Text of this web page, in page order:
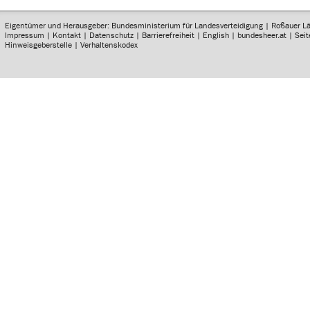
Eigentümer und Herausgeber: Bundesministerium für Landesverteidigung | Roßauer
Impressum | Kontakt | Datenschutz | Barrierefreiheit | English | bundesheer.at |
Hinweisgeberstelle |Verhaltenskodex